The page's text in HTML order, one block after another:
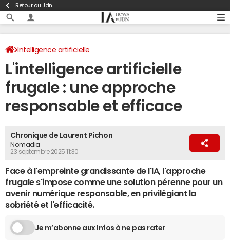
Retour au Jdn
Intelligence artificielle
L'intelligence artificielle
frugale : une approche
responsable et efficace
Chronique de Laurent Pichon
Nomadia
23 septembre 2025 11:30
Face à l'empreinte grandissante de l'IA, l'approche
frugale s'impose comme une solution pérenne pour un
avenir numérique responsable, en privilégiant la
sobriété et l'efficacité.
Je m’abonne aux Infos à ne pas rater